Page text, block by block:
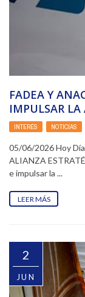
FADEA Y
IMPULSAR
INTERÉS , NOTICIAS
05/06/2026 Hoy
ALIANZA
e impulsar la ...
LEER MÁS
2
JUN